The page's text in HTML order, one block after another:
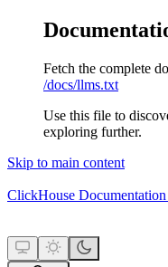
Fetch the complete
/docs/llms.txt
Use this file to
exploring further.
Skip to main content
ClickHouse Documentation